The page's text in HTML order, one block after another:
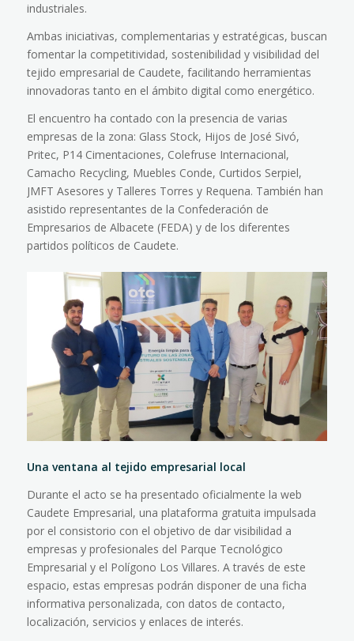
industriales.
Ambas iniciativas, complementarias y estratégicas, buscan
fomentar la competitividad, sostenibilidad y visibilidad del
tejido empresarial de Caudete, facilitando herramientas
innovadoras tanto en el ámbito digital como energético.
El encuentro ha contado con la presencia de varias
empresas de la zona: Glass Stock, Hijos de José Sivó,
Pritec, P14 Cimentaciones, Colefruse Internacional,
Camacho Recycling, Muebles Conde, Curtidos Serpiel,
JMFT Asesores y Talleres Torres y Requena. También han
asistido representantes de la Confederación de
Empresarios de Albacete (FEDA) y de los diferentes
partidos políticos de Caudete.
Una ventana al tejido empresarial local
Durante el acto se ha presentado oficialmente la web
Caudete Empresarial, una plataforma gratuita impulsada
por el consistorio con el objetivo de dar visibilidad a
empresas y profesionales del Parque Tecnológico
Empresarial y el Polígono Los Villares. A través de este
espacio, estas empresas podrán disponer de una ficha
informativa personalizada, con datos de contacto,
localización, servicios y enlaces de interés.